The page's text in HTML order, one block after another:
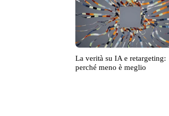
La verità su IA e retargeting:
perché meno è meglio